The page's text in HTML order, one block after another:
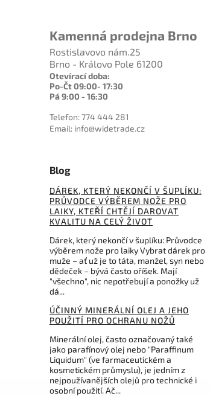
Kamenná prodejna Brno
Rostislavovo nám.25
Brno - Královo Pole 61200
Otevírací doba:
Po-Čt 09:00- 17:30
Pá 9:00 - 16:30
Telefon: 774 444 281
Email: info@widetrade.cz
Blog
DÁREK, KTERÝ NEKONČÍ V ŠUPLÍKU:
PRŮVODCE VÝBĚREM NOŽE PRO
LAIKY, KTEŘÍ CHTĚJÍ DAROVAT
KVALITU NA CELÝ ŽIVOT
Dárek, který nekončí v šuplíku: Průvodce
výběrem nože pro laiky Vybrat dárek pro
muže – ať už je to táta, manžel, syn nebo
dědeček – bývá často oříšek. Mají
"všechno", nic nepotřebují a ponožky už
dá...
ÚČINNÝ MINERÁLNÍ OLEJ A JEHO
POUŽITÍ PRO OCHRANU NOŽŮ
Minerální olej, často označovaný také
jako parafínový olej nebo "Paraffinum
Liquidum" (ve farmaceutickém a
kosmetickém průmyslu), je jedním z
nejpoužívanějších olejů pro technické i
osobní použití. Ač...
Zavírací nůž Bestech Knives
Grampus G10 Black KG02A
1 491 Kč
Do košíku